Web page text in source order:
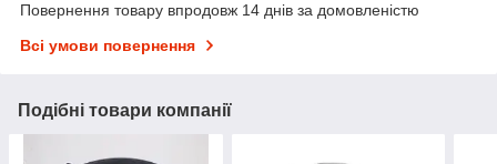
Повернення товару впродовж 14 днів за домовленістю
Всі умови повернення
Подібні товари компанії